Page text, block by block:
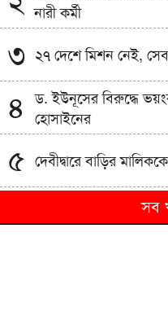
নারী কর্মী
৩ ২৭ দেশে মিশন নেই,
৪
ড. ইউনূসের বিরুদ্ধে
হোসাইনের
৫ দেবীদ্বারে বাড়ির
সাড়ে ৬ বছরে সব